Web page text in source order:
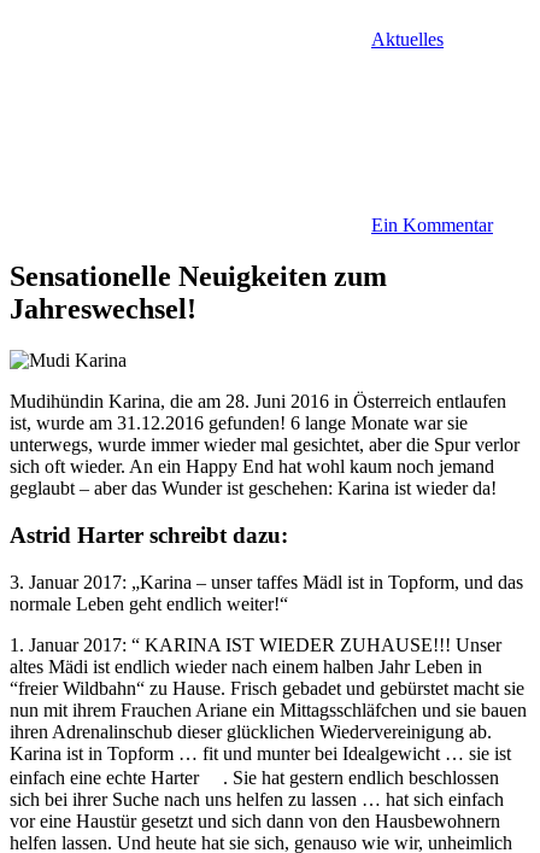
Aktuelles
Ein Kommentar
Sensationelle Neuigkeiten zum
Jahreswechsel!
Mudihündin Karina, die am 28. Juni 2016 in Österreich entlaufen
ist, wurde am 31.12.2016 gefunden! 6 lange Monate war sie
unterwegs, wurde immer wieder mal gesichtet, aber die Spur verlor
sich oft wieder. An ein Happy End hat wohl kaum noch jemand
geglaubt – aber das Wunder ist geschehen: Karina ist wieder da!
Astrid Harter schreibt dazu:
3. Januar 2017: „Karina – unser taffes Mädl ist in Topform, und das
normale Leben geht endlich weiter!“
1. Januar 2017: “ KARINA IST WIEDER ZUHAUSE!!! Unser
altes Mädi ist endlich wieder nach einem halben Jahr Leben in
“freier Wildbahn“ zu Hause. Frisch gebadet und gebürstet macht sie
nun mit ihrem Frauchen Ariane ein Mittagsschläfchen und sie bauen
ihren Adrenalinschub dieser glücklichen Wiedervereinigung ab.
Karina ist in Topform … fit und munter bei Idealgewicht … sie ist
einfach eine echte Harter
. Sie hat gestern endlich beschlossen
sich bei ihrer Suche nach uns helfen zu lassen … hat sich einfach
vor eine Haustür gesetzt und sich dann von den Hausbewohnern
helfen lassen. Und heute hat sie sich, genauso wie wir, unheimlich